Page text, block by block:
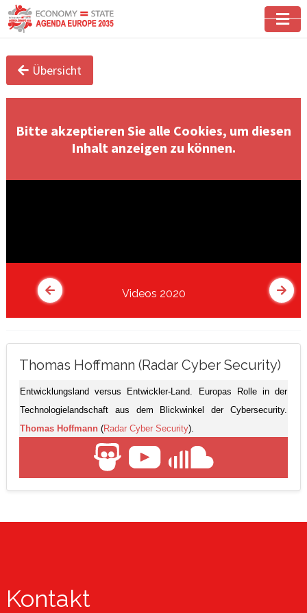
Übersicht
Bitte akzeptieren Sie alle Cookies, um diesen
Inhalt anzeigen zu können.
Videos 2020
Thomas Hoffmann (Radar Cyber Security)
Entwicklungsland versus Entwickler-Land. Europas Rolle in der
Technologielandschaft aus dem Blickwinkel der Cybersecurity.
Thomas Hoffmann (Radar Cyber Security).
Kontakt